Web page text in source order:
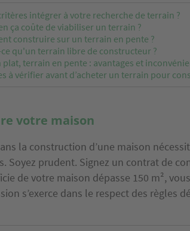
intégrer à votre recherche de terrain ?
ça coûte de viabiliser un terrain ?
construire sur un terrain en pente ?
qu'un terrain libre de constructeur ?
plat, terrain en pente : avantages et
à vérifier avant d’acheter un terrain pour
votre maison
la construction d’une maison
Soyez prudent. Signez un contrat de
de votre maison dépasse 150 m²,
s’exerce dans le respect des règles